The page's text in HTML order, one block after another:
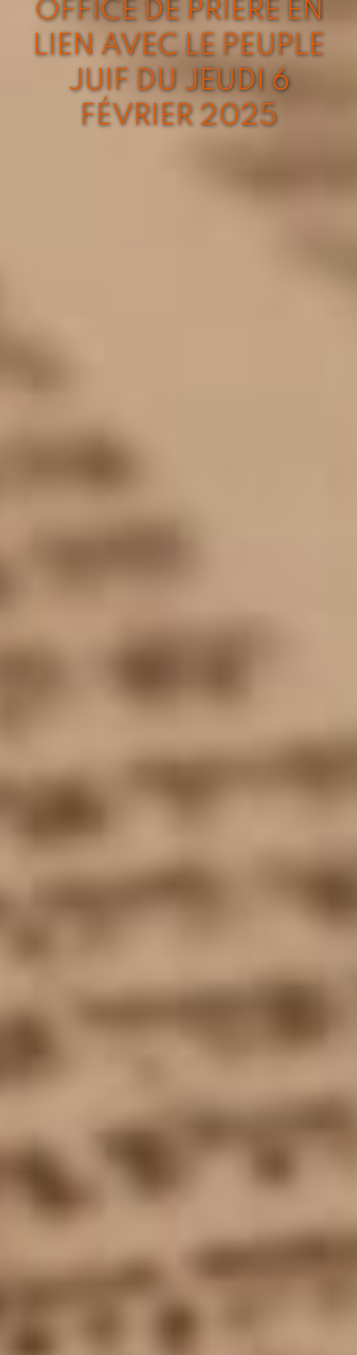
OFFICE DE PRIÈRE EN
LIEN AVEC LE PEUPLE
JUIF DU JEUDI 6
FÉVRIER 2025